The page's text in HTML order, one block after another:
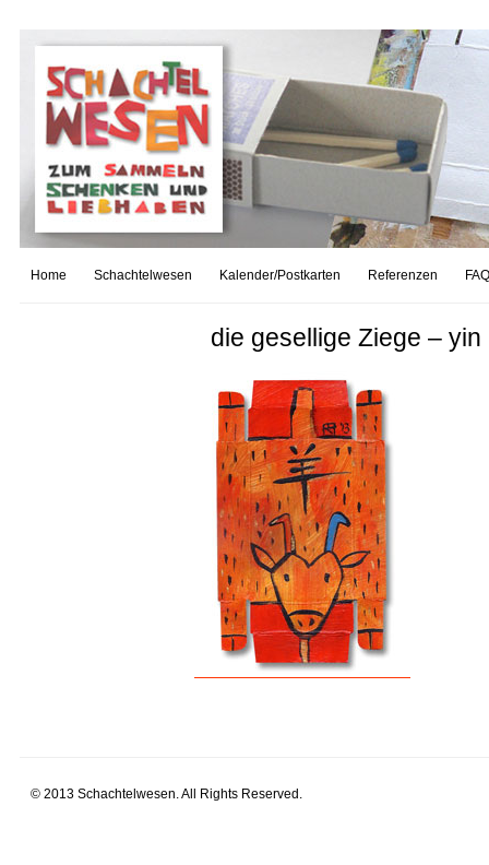
Home Schachtelwesen Kalender/Postkarten Referenzen
die gesellige Ziege – yin
© 2013 Schachtelwesen. All Rights Reserved.